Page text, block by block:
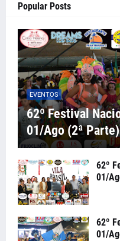
Popular Posts
EVENTOS
62º Festival
01/Ago (2ª Parte)
62º
01/
62º
01/